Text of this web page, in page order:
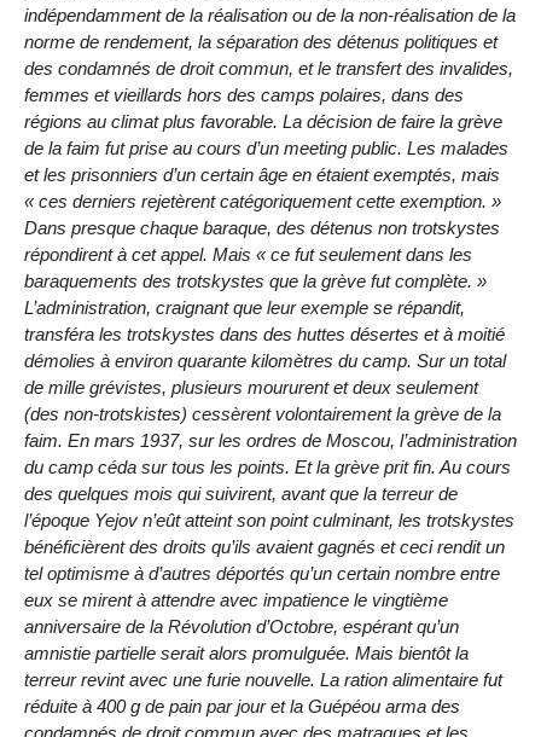
indépendamment de la réalisation ou de la non-réalisation de la
norme de rendement, la séparation des détenus politiques et
des condamnés de droit commun, et le transfert des invalides,
femmes et vieillards hors des camps polaires, dans des
régions au climat plus favorable. La décision de faire la grève
de la faim fut prise au cours d’un meeting public. Les malades
et les prisonniers d’un certain âge en étaient exemptés, mais
« ces derniers rejetèrent catégoriquement cette exemption. »
Dans presque chaque baraque, des détenus non trotskystes
répondirent à cet appel. Mais « ce fut seulement dans les
baraquements des trotskystes que la grève fut complète. »
L’administration, craignant que leur exemple se répandit,
transféra les trotskystes dans des huttes désertes et à moitié
démolies à environ quarante kilomètres du camp. Sur un total
de mille grévistes, plusieurs moururent et deux seulement
(des non-trotskistes) cessèrent volontairement la grève de la
faim. En mars 1937, sur les ordres de Moscou, l’administration
du camp céda sur tous les points. Et la grève prit fin. Au cours
des quelques mois qui suivirent, avant que la terreur de
l’époque Yejov n’eût atteint son point culminant, les trotskystes
bénéficièrent des droits qu’ils avaient gagnés et ceci rendit un
tel optimisme à d’autres déportés qu’un certain nombre entre
eux se mirent à attendre avec impatience le vingtième
anniversaire de la Révolution d’Octobre, espérant qu’un
amnistie partielle serait alors promulguée. Mais bientôt la
terreur revint avec une furie nouvelle. La ration alimentaire fut
réduite à 400 g de pain par jour et la Guépéou arma des
condamnés de droit commun avec des matraques et les